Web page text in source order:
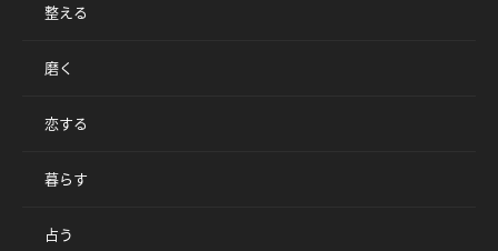
整える
磨く
恋する
暮らす
占う